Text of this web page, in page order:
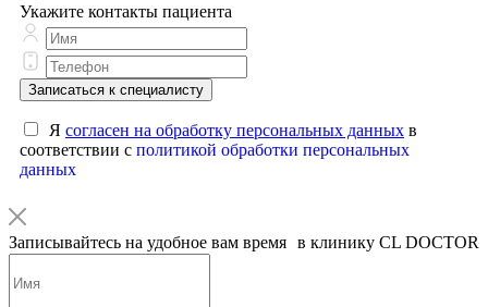
Укажите контакты пациента
Записаться к специалисту
Я согласен на обработку персональных данных в
соответствии с политикой обработки персональных
данных
Записывайтесь на удобное вам время в клинику CL DOCTOR